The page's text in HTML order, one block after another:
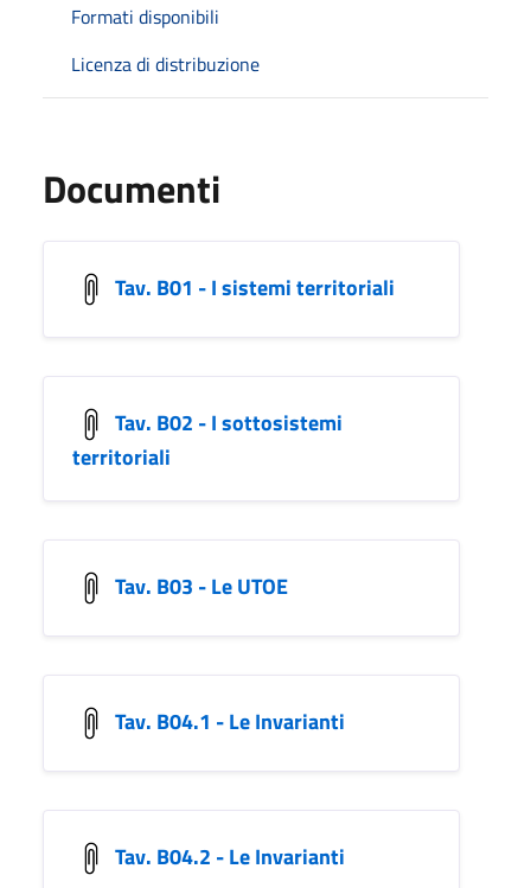
Formati disponibili
Licenza di distribuzione
Documenti
Tav. B01 - I sistemi territoriali
Tav. B02 - I sottosistemi
territoriali
Tav. B03 - Le UTOE
Tav. B04.1 - Le Invarianti
Tav. B04.2 - Le Invarianti